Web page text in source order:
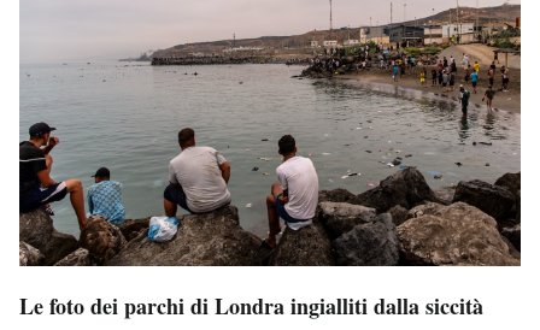
Le foto dei parchi di Londra ingialliti dalla siccità